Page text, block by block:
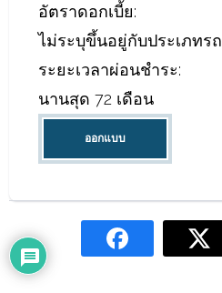
อัตราดอกเบี้ย:
ไม่ระบุขึ้นอยู่กับประเภทรถ
ระยะเวลาผ่อนชำระ:
นานสุด 72 เดือน
ออกแบบ